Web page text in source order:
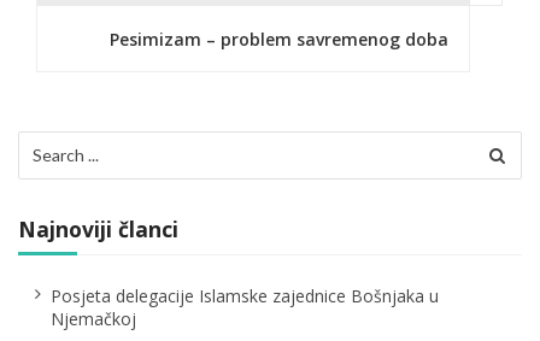
c
i
j
Pesimizam – problem savremenog doba
for:
Najnoviji članci
Posjeta delegacije Islamske zajednice Bošnjaka u
Njemačkoj